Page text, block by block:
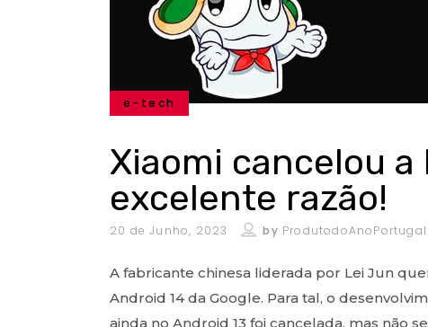
e-tech
Xiaomi cancelou a
excelente razão!
20 de Junho, 2023 by ProdutodoAnoPortugal
A fabricante chinesa liderada por Lei Jun
Android 14 da Google. Para tal, o
ainda no Android 13 foi cancelada, mas não